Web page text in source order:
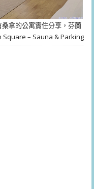
拿的公寓實住分享，芬蘭
Square – Sauna & Parking